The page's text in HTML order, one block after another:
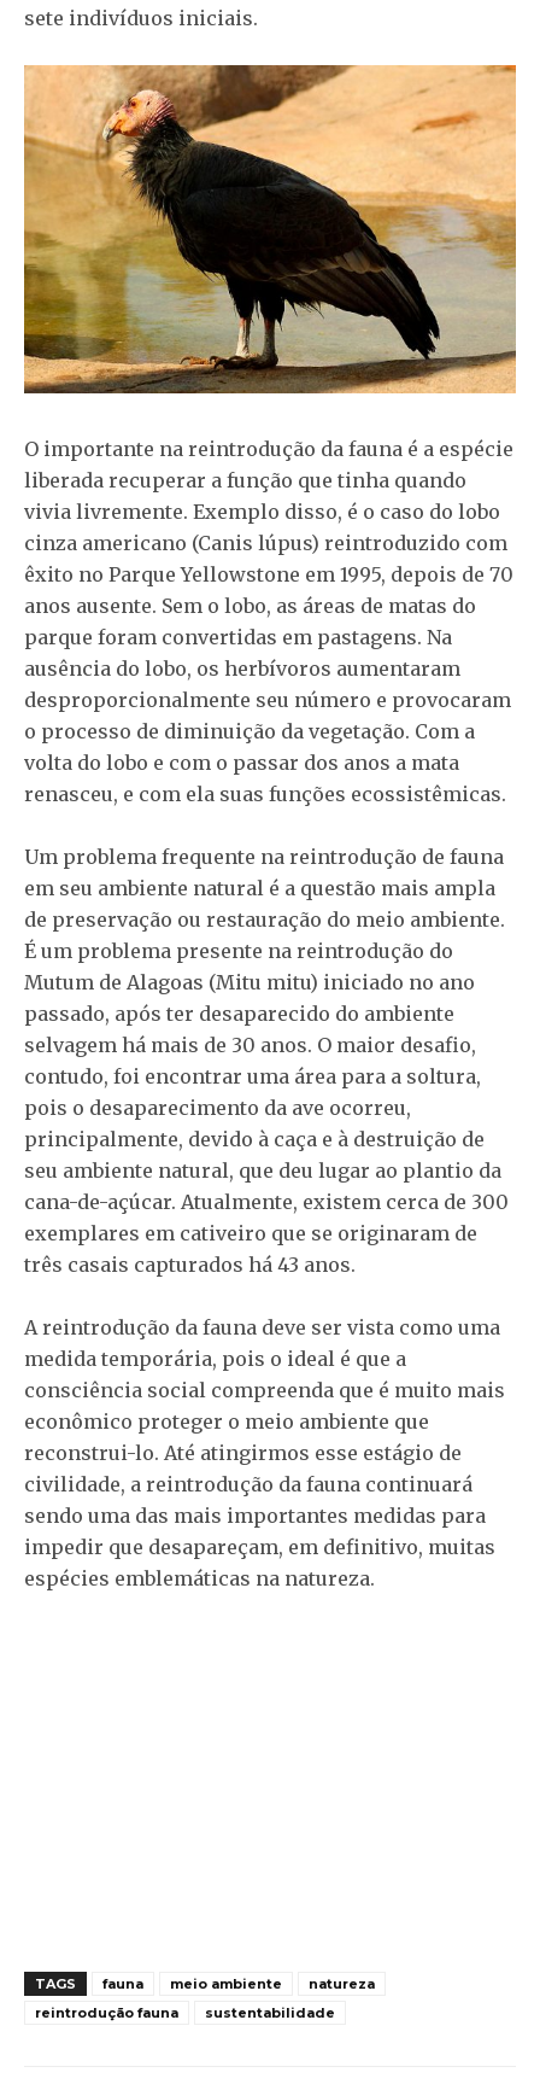
sete indivíduos iniciais.
O importante na reintrodução da fauna é a espécie
liberada recuperar a função que tinha quando
vivia livremente. Exemplo disso, é o caso do lobo
cinza americano (Canis lúpus) reintroduzido com
êxito no Parque Yellowstone em 1995, depois de 70
anos ausente. Sem o lobo, as áreas de matas do
parque foram convertidas em pastagens. Na
ausência do lobo, os herbívoros aumentaram
desproporcionalmente seu número e provocaram
o processo de diminuição da vegetação. Com a
volta do lobo e com o passar dos anos a mata
renasceu, e com ela suas funções ecossistêmicas.
Um problema frequente na reintrodução de fauna
em seu ambiente natural é a questão mais ampla
de preservação ou restauração do meio ambiente.
É um problema presente na reintrodução do
Mutum de Alagoas (Mitu mitu) iniciado no ano
passado, após ter desaparecido do ambiente
selvagem há mais de 30 anos. O maior desafio,
contudo, foi encontrar uma área para a soltura,
pois o desaparecimento da ave ocorreu,
principalmente, devido à caça e à destruição de
seu ambiente natural, que deu lugar ao plantio da
cana-de-açúcar. Atualmente, existem cerca de 300
exemplares em cativeiro que se originaram de
três casais capturados há 43 anos.
A reintrodução da fauna deve ser vista como uma
medida temporária, pois o ideal é que a
consciência social compreenda que é muito mais
econômico proteger o meio ambiente que
reconstrui-lo. Até atingirmos esse estágio de
civilidade, a reintrodução da fauna continuará
sendo uma das mais importantes medidas para
impedir que desapareçam, em definitivo, muitas
espécies emblemáticas na natureza.
TAGS fauna meio ambiente
natureza
reintrodução fauna
sustentabilidade